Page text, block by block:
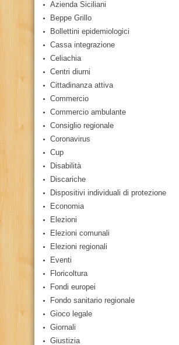
Azienda Siciliani
Beppe Grillo
Bollettini epidemiologici
Cassa integrazione
Celiachia
Centri diurni
Cittadinanza attiva
Commercio
Commercio ambulante
Consiglio regionale
Coronavirus
Cup
Disabilità
Discariche
Dispositivi individuali di protezione
Economia
Elezioni
Elezioni comunali
Elezioni regionali
Eventi
Floricoltura
Fondi europei
Fondo sanitario regionale
Gioco legale
Giornali
Giustizia